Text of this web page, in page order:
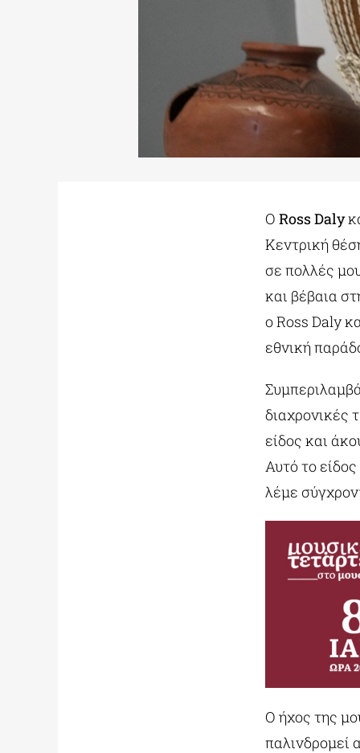
O Ross Daly
Κεντρική
σε πολλές
και βέβαια
ο Ross Daly
εθνική
διαχρονικές
είδος και
Αυτό το
λέμε
Ο ήχος της
παλινδρομεί